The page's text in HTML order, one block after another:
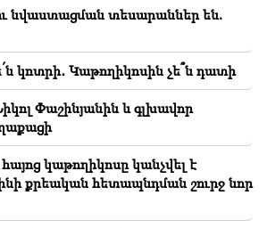
աշխատում․ Նաթան սրբազանը՝
լռության մասին
ին և Instagram-ին տուգանել են
է 16 միլիոն ռուբլու
Հայաստան
նվաստացման տեսարաններ են.
կոտրի․ Կաթողիկոսին չե՞ն դատի
Փաշինյանին և գլխավոր
կաթողիկոսը կանչվել է
քրեական հետապնդման շուրջ նոր